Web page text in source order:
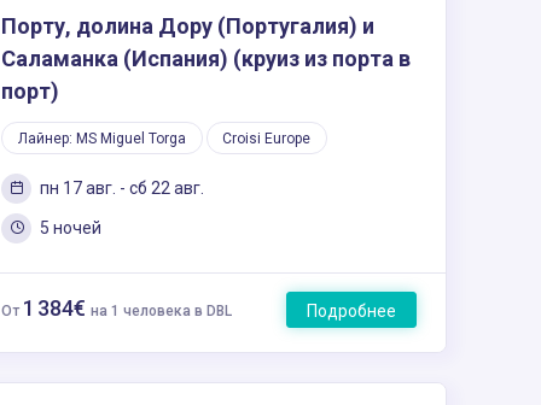
Порту, долина Дору (Португалия) и
Саламанка (Испания) (круиз из порта в
порт)
Лайнер: MS Miguel Torga Croisi Europe
пн 17 авг. - сб 22 авг.
5 ночей
От 1 384€ на 1 человека в DBL Подробнее